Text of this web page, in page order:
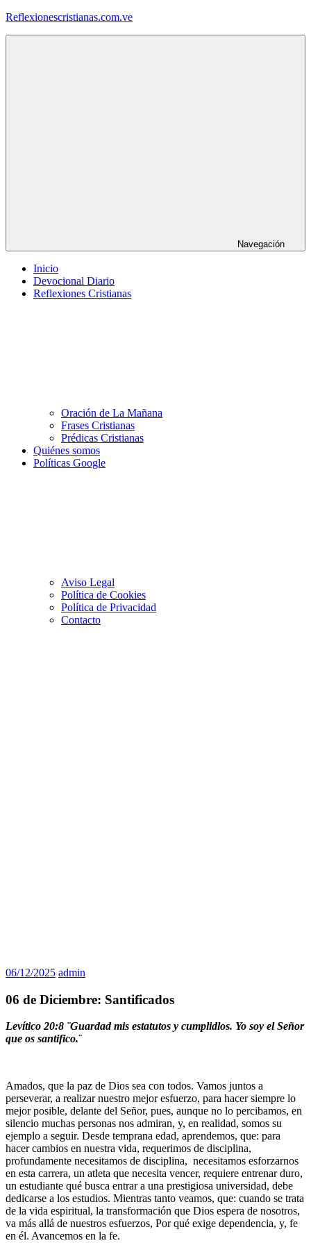
Saltar
Reflexionescristianas.com.ve
Navegación
Inicio
Devocional Diario
Reflexiones Cristianas
Oración de La Mañana
Frases Cristianas
Prédicas Cristianas
Quiénes somos
Políticas Google
Aviso Legal
Política de Cookies
Política de Privacidad
Contacto
06/12/2025 admin
06 de Diciembre: Santificados
Levítico 20:8 ¨Guardad mis estatutos y cumplidlos. Yo soy el Señor
que os santifico.¨
Amados, que la paz de Dios sea con todos. Vamos juntos a
perseverar, a realizar nuestro mejor esfuerzo, para hacer siempre lo
mejor posible, delante del Señor, pues, aunque no lo percibamos, en
silencio muchas personas nos admiran, y, en realidad, somos su
ejemplo a seguir. Desde temprana edad, aprendemos, que: para
hacer cambios en nuestra vida, requerimos de disciplina,
profundamente necesitamos de disciplina, necesitamos esforzarnos
en esta carrera, un atleta que necesita vencer, requiere entrenar duro,
un estudiante qué busca entrar a una prestigiosa universidad, debe
dedicarse a los estudios. Mientras tanto veamos, que: cuando se trata
de la vida espiritual, la transformación que Dios espera de nosotros,
va más allá de nuestros esfuerzos, Por qué exige dependencia, y, fe
en él. Avancemos en la fe.